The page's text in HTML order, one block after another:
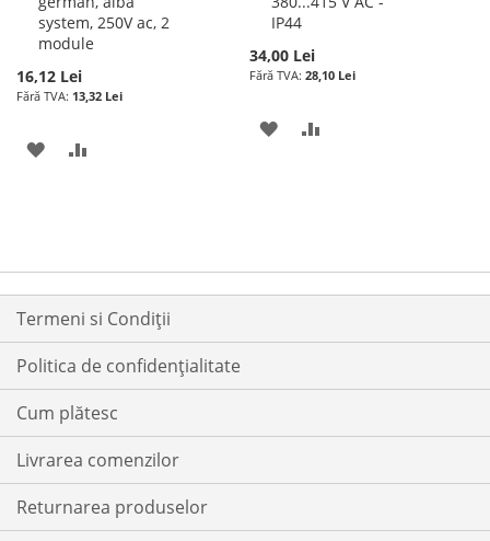
system, 250V ac, 2
module
16,12 Lei
13,32 Lei
ADAUGATI
DORINTE
IP44
34,00 Lei
28,10 Lei
ADAUGATI
DORINTE
Termeni si Condiții
Politica de confidențialitate
Cum plătesc
Livrarea comenzilor
Returnarea produselor